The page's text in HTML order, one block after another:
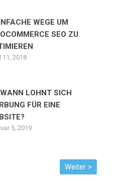
WEGE UM
SEO ZU
11, 2018
LOHNT SICH
FÜR EINE
5, 2019